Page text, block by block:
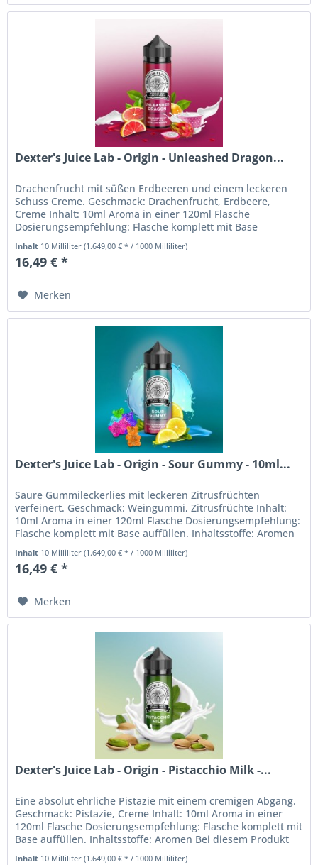
Dexter's Juice Lab - Origin - Unleashed Dragon...
Drachenfrucht mit süßen Erdbeeren und einem leckeren
Schuss Creme. Geschmack: Drachenfrucht, Erdbeere,
Creme Inhalt: 10ml Aroma in einer 120ml Flasche
Dosierungsempfehlung: Flasche komplett mit Base
auffüllen. Inhaltsstoffe: Aromen Bei...
Inhalt 10 Milliliter(1.649,00 € * / 1000 Milliliter)
16,49 € *
Merken
Dexter's Juice Lab - Origin - Sour Gummy - 10ml...
Saure Gummileckerlies mit leckeren Zitrusfrüchten
verfeinert. Geschmack: Weingummi, Zitrusfrüchte Inhalt:
10ml Aroma in einer 120ml Flasche Dosierungsempfehlung:
Flasche komplett mit Base auffüllen. Inhaltsstoffe: Aromen
Inhalt 10 Milliliter(1.649,00 € * / 1000 Milliliter)
16,49 € *
Merken
Dexter's Juice Lab - Origin - Pistacchio Milk -...
Eine absolut ehrliche Pistazie mit einem cremigen Abgang.
Geschmack: Pistazie, Creme Inhalt: 10ml Aroma in einer
120ml Flasche Dosierungsempfehlung: Flasche komplett mit
Base auffüllen. Inhaltsstoffe: Aromen Bei diesem Produkt
handelt es...
Inhalt 10 Milliliter(1.649,00 € * / 1000 Milliliter)